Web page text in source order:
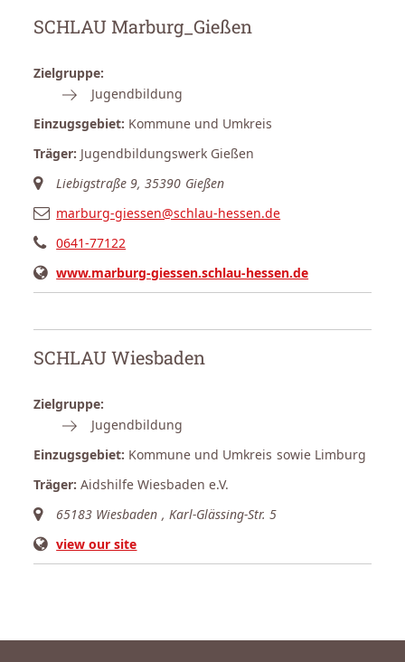
SCHLAU Marburg_Gießen
Zielgruppe:
Jugendbildung
Einzugsgebiet: Kommune und Umkreis
Träger: Jugendbildungswerk Gießen
Liebigstraße 9, 35390 Gießen
marburg-giessen@schlau-hessen.de
0641-77122
www.marburg-giessen.schlau-hessen.de
SCHLAU Wiesbaden
Zielgruppe:
Jugendbildung
Einzugsgebiet: Kommune und Umkreis sowie Limburg
Träger: Aidshilfe Wiesbaden e.V.
65183 Wiesbaden , Karl-Glässing-Str. 5
view our site